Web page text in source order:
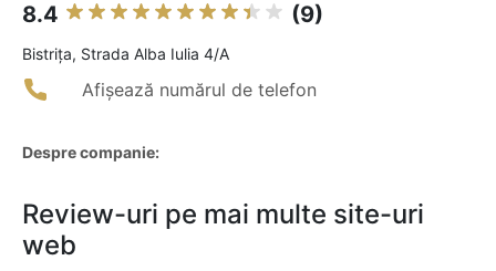
8.4 (9)
Bistriţa, Strada Alba Iulia 4/A
Afișează numărul de telefon
Despre companie:
Review-uri pe mai multe site-uri
web